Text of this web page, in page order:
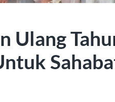
Ulang